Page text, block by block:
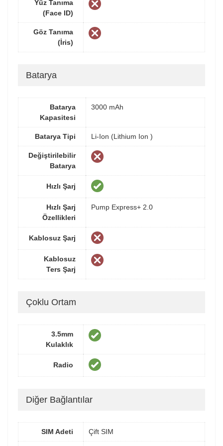
Yüz Tanıma
(Face ID)
Göz Tanıma
(İris)
Batarya
Batarya
Kapasitesi
3000 mAh
Batarya Tipi Li-Ion (Lithium Ion )
Değiştirilebilir
Batarya
Hızlı Şarj
Hızlı Şarj
Özellikleri
Pump Express+ 2.0
Kablosuz Şarj
Kablosuz
Ters Şarj
Çoklu Ortam
3.5mm
Kulaklık
Radio
Diğer Bağlantılar
SIM Adeti Çift SIM